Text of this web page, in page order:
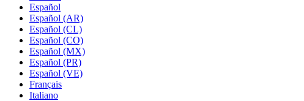
Español
Español (AR)
Español (CL)
Español (CO)
Español (MX)
Español (PR)
Español (VE)
Français
Italiano